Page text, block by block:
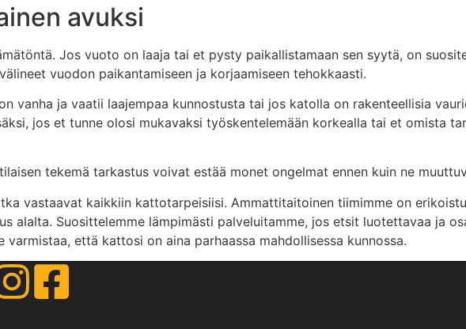
avuksi
Jos vuoto on laaja tai et pysty paikallistamaan sen syytä, on
vuodon paikantamiseen ja korjaamiseen tehokkaasti.
vanha ja vaatii laajempaa kunnostusta tai jos katolla on rakenteellisia
jos et tunne olosi mukavaksi työskentelemään korkealla tai et omista
tekemä tarkastus voivat estää monet ongelmat ennen kuin ne
vastaavat kaikkiin kattotarpeisiisi. Ammattitaitoinen tiimimme on
alalta. Suosittelemme lämpimästi palveluitamme, jos etsit luotettavaa ja
että kattosi on aina parhaassa mahdollisessa kunnossa.